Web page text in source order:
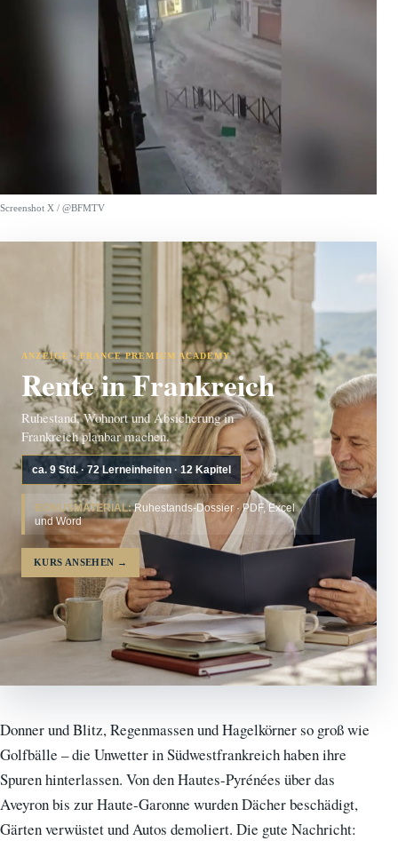
Screenshot X / @BFMTV
ANZEIGE · FRANCE PREMIUM ACADEMY
Rente in Frankreich
Ruhestand, Wohnort und Absicherung in
Frankreich planbar machen.
ca. 9 Std. · 72 Lerneinheiten · 12 Kapitel
BONUSMATERIAL:Ruhestands-Dossier · PDF, Excel
und Word
KURS ANSEHEN →
Donner und Blitz, Regenmassen und Hagelkörner so groß wie
Golfbälle – die Unwetter in Südwestfrankreich haben ihre
Spuren hinterlassen. Von den Hautes-Pyrénées über das
Aveyron bis zur Haute-Garonne wurden Dächer beschädigt,
Gärten verwüstet und Autos demoliert. Die gute Nachricht: